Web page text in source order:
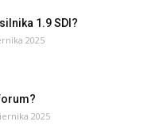
1.9 SDI?
2025
2025